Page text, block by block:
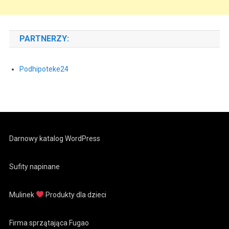
PARTNERZY:
Podhipoteke24
Darnowy katalog WordPress
Sufity napinane
Mulinek Produkty dla dzieci
Firma sprzątająca Fugao